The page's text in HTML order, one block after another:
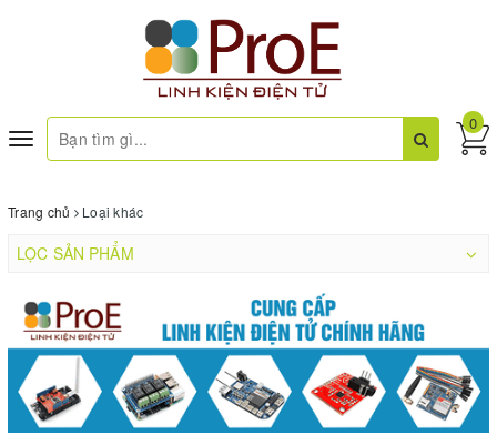
Toggle
navigation
0
Trang chủ Loại khác
LỌC SẢN PHẨM